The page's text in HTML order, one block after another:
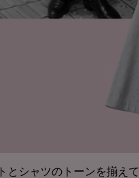
とシャツのトーンを揃えて